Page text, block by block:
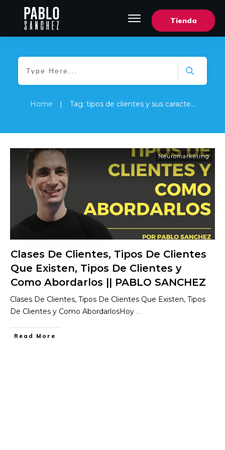
Tienda
Home Tag: tipos de clientes y sus características
Neuromarketing
Clases De Clientes, Tipos De Clientes
Que Existen, Tipos De Clientes y
Como Abordarlos || PABLO SANCHEZ
Clases De Clientes, Tipos De Clientes Que Existen, Tipos
De Clientes y Como AbordarlosHoy ...
​Read More